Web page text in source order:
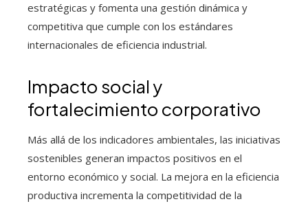
estratégicas y fomenta una gestión dinámica y
competitiva que cumple con los estándares
internacionales de eficiencia industrial.
Impacto social y
fortalecimiento corporativo
Más allá de los indicadores ambientales, las iniciativas
sostenibles generan impactos positivos en el
entorno económico y social. La mejora en la eficiencia
productiva incrementa la competitividad de la